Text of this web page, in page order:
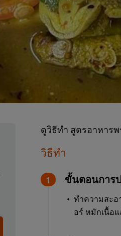
ดูวิธีทำ สูตรอาหาร
วิธีทำ
ขั้นตอนการ
ทำความสะ
อร์ หมักเนื้อ